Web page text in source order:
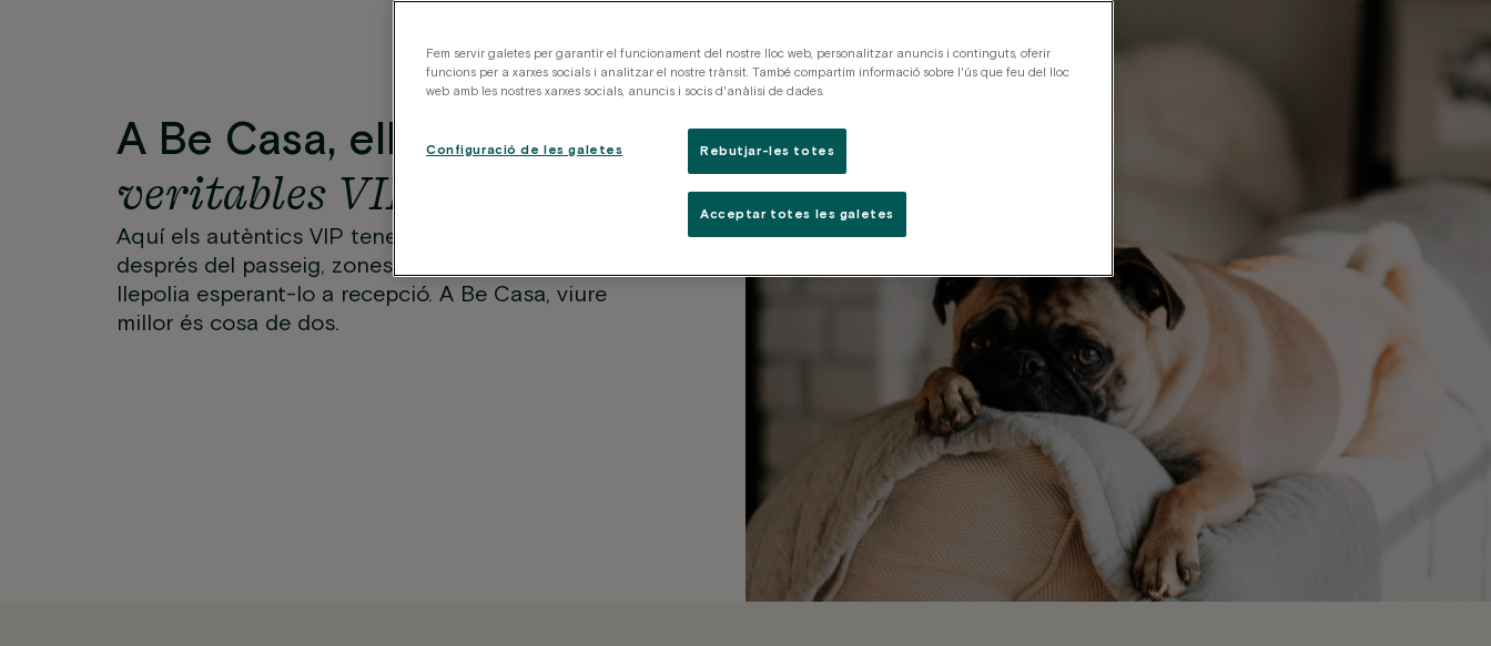
A Be Casa, ells són els
veritables VIP
Aquí els autèntics VIP tenen quatre potes. Spa
després del passeig, zones verdes privades i una
llepolia esperant-lo a recepció. A Be Casa, viure
millor és cosa de dos.
Fem servir galetes per garantir el funcionament del nostre lloc web, personalitzar anuncis i continguts, oferir
funcions per a xarxes socials i analitzar el nostre trànsit. També compartim informació sobre l'ús que feu del lloc
web amb les nostres xarxes socials, anuncis i socis d'anàlisi de dades.
Configuració de les galetes Rebutjar-les totes
Acceptar totes les galetes